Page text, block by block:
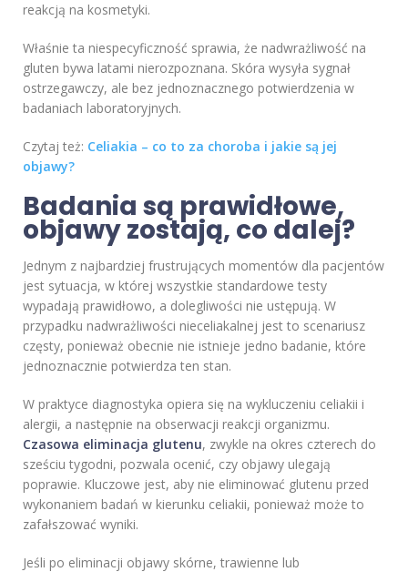
reakcją na kosmetyki.
Właśnie ta niespecyficzność sprawia, że nadwrażliwość na
gluten bywa latami nierozpoznana. Skóra wysyła sygnał
ostrzegawczy, ale bez jednoznacznego potwierdzenia w
badaniach laboratoryjnych.
Czytaj też: Celiakia – co to za choroba i jakie są jej
objawy?
Badania są prawidłowe,
objawy zostają, co dalej?
Jednym z najbardziej frustrujących momentów dla pacjentów
jest sytuacja, w której wszystkie standardowe testy
wypadają prawidłowo, a dolegliwości nie ustępują. W
przypadku nadwrażliwości nieceliakalnej jest to scenariusz
częsty, ponieważ obecnie nie istnieje jedno badanie, które
jednoznacznie potwierdza ten stan.
W praktyce diagnostyka opiera się na wykluczeniu celiakii i
alergii, a następnie na obserwacji reakcji organizmu.
Czasowa eliminacja glutenu, zwykle na okres czterech do
sześciu tygodni, pozwala ocenić, czy objawy ulegają
poprawie. Kluczowe jest, aby nie eliminować glutenu przed
wykonaniem badań w kierunku celiakii, ponieważ może to
zafałszować wyniki.
Jeśli po eliminacji objawy skórne, trawienne lub